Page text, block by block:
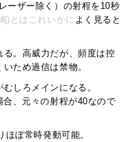
ーザー除く）の射程を10秒
)とはこれいかによく見ると
る。高威力だが、頻度は控
ため過信は禁物。
しろメインになる。
、元々の射程が40なので
ぼ常時発動可能。